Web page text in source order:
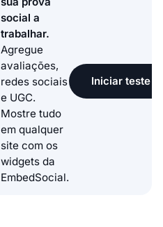
social a
trabalhar.
Agregue
avaliações,
redes sociais
e UGC.
Mostre tudo
em qualquer
site com os
widgets da
EmbedSocial.
Iniciar teste